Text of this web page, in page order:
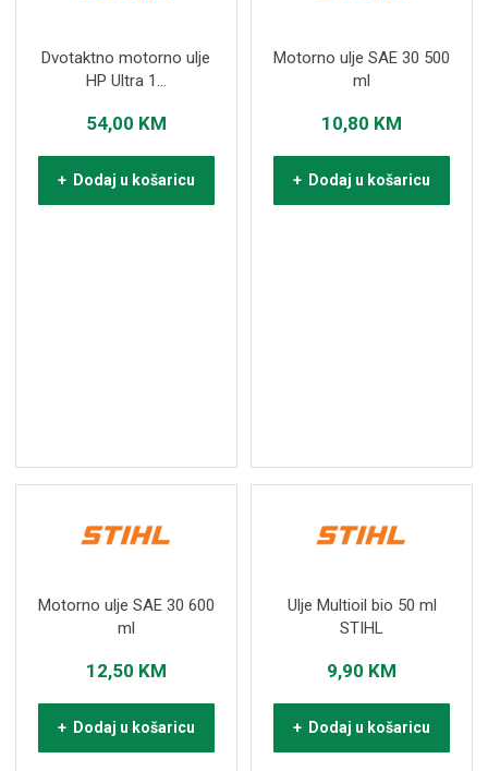
Dvotaktno motorno ulje
HP Ultra 1...
54,00 KM
+ Dodaj u košaricu
Motorno ulje SAE 30 500
ml
10,80 KM
+ Dodaj u košaricu
Motorno ulje SAE 30 600
ml
12,50 KM
+ Dodaj u košaricu
Ulje Multioil bio 50 ml
STIHL
9,90 KM
+ Dodaj u košaricu